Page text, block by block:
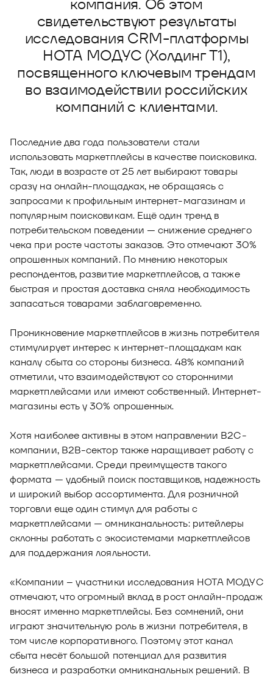
Блог
Видео и аудио
Документы
Юнион - решение для автоматизации
рекрутмента
О решении
Кейсы клиентов
Калькулятор выгоды
Пилотный проект
Документы
Оазис - платформа для автоматизации
управления рисками
компания. Об этом
свидетельствуют результаты
исследования CRM-платформы
НОТА МОДУС (Холдинг Т1),
посвященного ключевым трендам
во взаимодействии российских
компаний с клиентами.
Последние два года пользователи стали
использовать маркетплейсы в качестве поисковика.
Так, люди в возрасте от 25 лет выбирают товары
сразу на онлайн-площадках, не обращаясь с
запросами к профильным интернет-магазинам и
популярным поисковикам. Ещё один тренд в
потребительском поведении — снижение среднего
чека при росте частоты заказов. Это отмечают 30%
опрошенных компаний. По мнению некоторых
респондентов, развитие маркетплейсов, а также
быстрая и простая доставка сняла необходимость
запасаться товарами заблаговременно.
Проникновение маркетплейсов в жизнь потребителя
стимулирует интерес к интернет-площадкам как
каналу сбыта со стороны бизнеса. 48% компаний
отметили, что взаимодействуют со сторонними
маркетплейсами или имеют собственный. Интернет-
магазины есть у 30% опрошенных.
Хотя наиболее активны в этом направлении B2C-
компании, B2B-сектор также наращивает работу с
маркетплейсами. Среди преимуществ такого
формата — удобный поиск поставщиков, надежность
и широкий выбор ассортимента. Для розничной
торговли еще один стимул для работы с
маркетплейсами — омниканальность: ритейлеры
склонны работать с экосистемами маркетплейсов
для поддержания лояльности.
«Компании – участники исследования НОТА МОДУС
отмечают, что огромный вклад в рост онлайн-продаж
вносят именно маркетплейсы. Без сомнений, они
играют значительную роль в жизни потребителя, в
том числе корпоративного. Поэтому этот канал
сбыта несёт большой потенциал для развития
бизнеса и разработки омниканальных решений. В